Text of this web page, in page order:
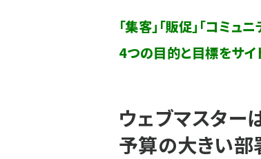
「集客」「販促」「コミュ
4つの目的と目標をサイ
ウェブマスター
予算の大きい部